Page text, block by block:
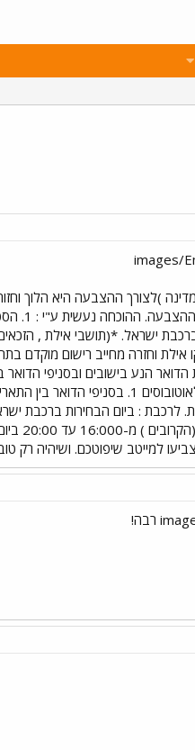
ישראל. *(תושבי אילת ,
הנע בישובים ובסניפי
למייטב שיפוטכם. ושיהיה רק